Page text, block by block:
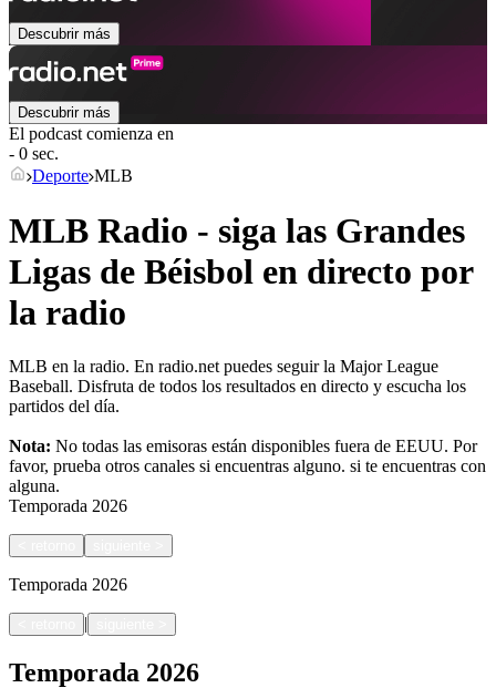
Descubrir más
Descubrir más
El podcast comienza en
- 0 sec.
Deporte MLB
MLB Radio - siga las Grandes
Ligas de Béisbol en directo por
la radio
MLB en la radio. En radio.net puedes seguir la Major League
Baseball. Disfruta de todos los resultados en directo y escucha los
partidos del día.
Nota: No todas las emisoras están disponibles fuera de EEUU. Por
favor, prueba otros canales si encuentras alguno. si te encuentras con
alguna.
Temporada 2026
Temporada 2026
|
Temporada 2026